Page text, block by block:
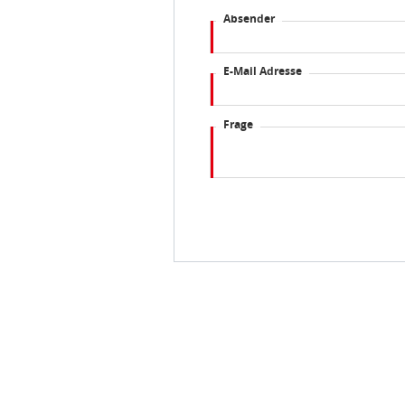
Absender
E-Mail Adresse
Frage